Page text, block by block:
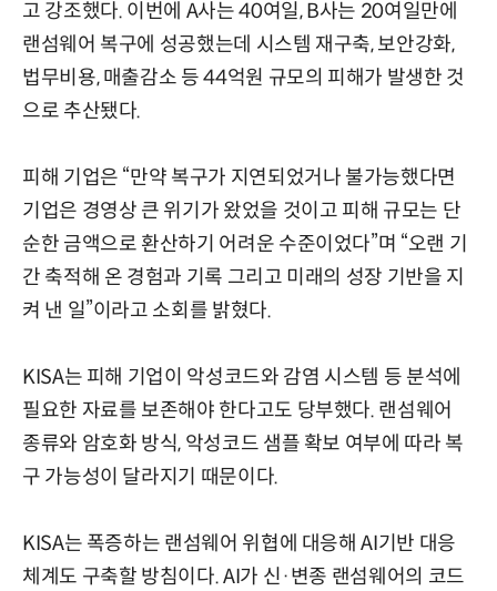
고 강조했다. 이번에 A사는 40여일, B사는 20여일만에
랜섬웨어 복구에 성공했는데 시스템 재구축, 보안강화,
법무비용, 매출감소 등 44억원 규모의 피해가 발생한 것
으로 추산됐다.
피해 기업은 “만약 복구가 지연되었거나 불가능했다면
기업은 경영상 큰 위기가 왔었을 것이고 피해 규모는 단
순한 금액으로 환산하기 어려운 수준이었다”며 “오랜 기
간 축적해 온 경험과 기록 그리고 미래의 성장 기반을 지
켜 낸 일”이라고 소회를 밝혔다.
KISA는 피해 기업이 악성코드와 감염 시스템 등 분석에
필요한 자료를 보존해야 한다고도 당부했다. 랜섬웨어
종류와 암호화 방식, 악성코드 샘플 확보 여부에 따라 복
구 가능성이 달라지기 때문이다.
KISA는 폭증하는 랜섬웨어 위협에 대응해 AI기반 대응
체계도 구축할 방침이다. AI가 신·변종 랜섬웨어의 코드